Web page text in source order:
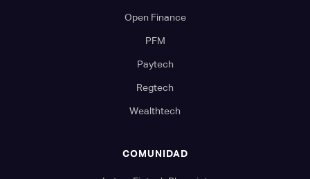
Open Finance
PFM
Paytech
Regtech
Wealthtech
COMUNIDAD